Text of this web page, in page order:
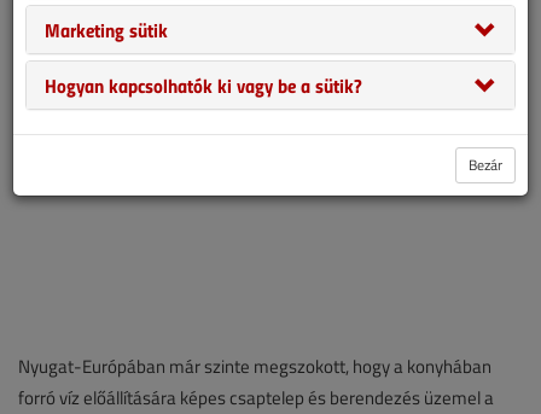
Nyugat-Európában már szinte megszokott, hogy a konyhában
forró víz előállítására képes csaptelep és berendezés üzemel a
Marketing sütik
Hogyan kapcsolhatók ki vagy be a sütik?
Bezár